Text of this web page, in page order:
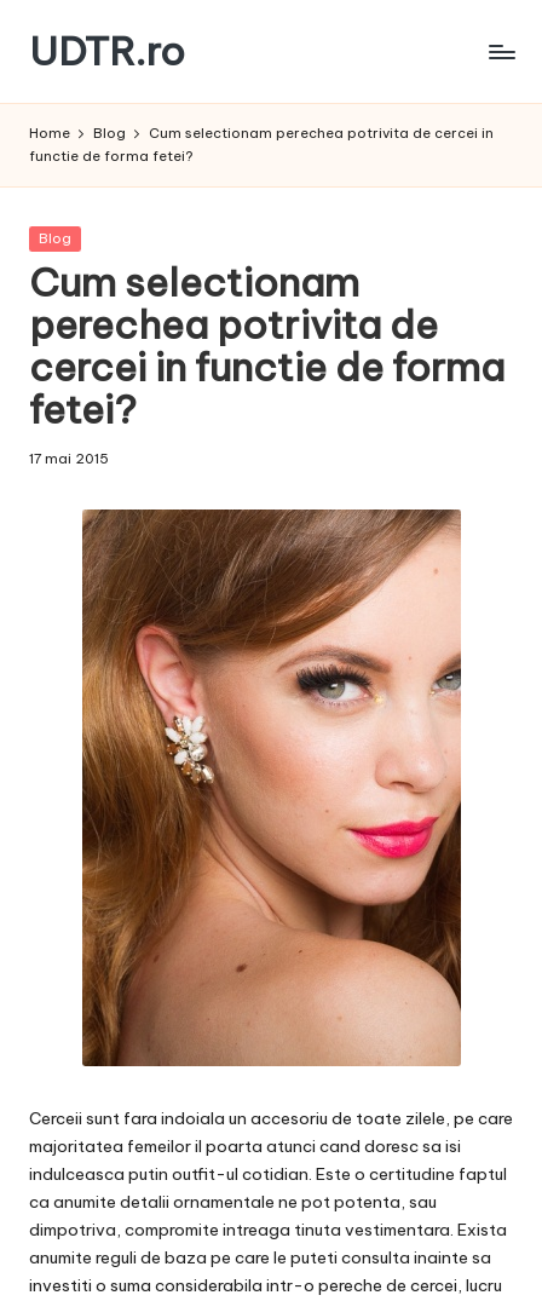
Skip
content
UDTR.ro
te
Home Blog
Cum selectionam perechea potrivita de cercei in
functie de forma fetei?
Posted
Blog
Cum selectionam
perechea potrivita de
cercei in functie de forma
fetei?
17 mai 2015
Cerceii sunt fara indoiala un accesoriu de toate zilele, pe care
majoritatea femeilor il poarta atunci cand doresc sa isi
indulceasca putin outfit-ul cotidian. Este o certitudine faptul
ca anumite detalii ornamentale ne pot potenta, sau
dimpotriva, compromite intreaga tinuta vestimentara. Exista
anumite reguli de baza pe care le puteti consulta inainte sa
investiti o suma considerabila intr-o pereche de cercei, lucru